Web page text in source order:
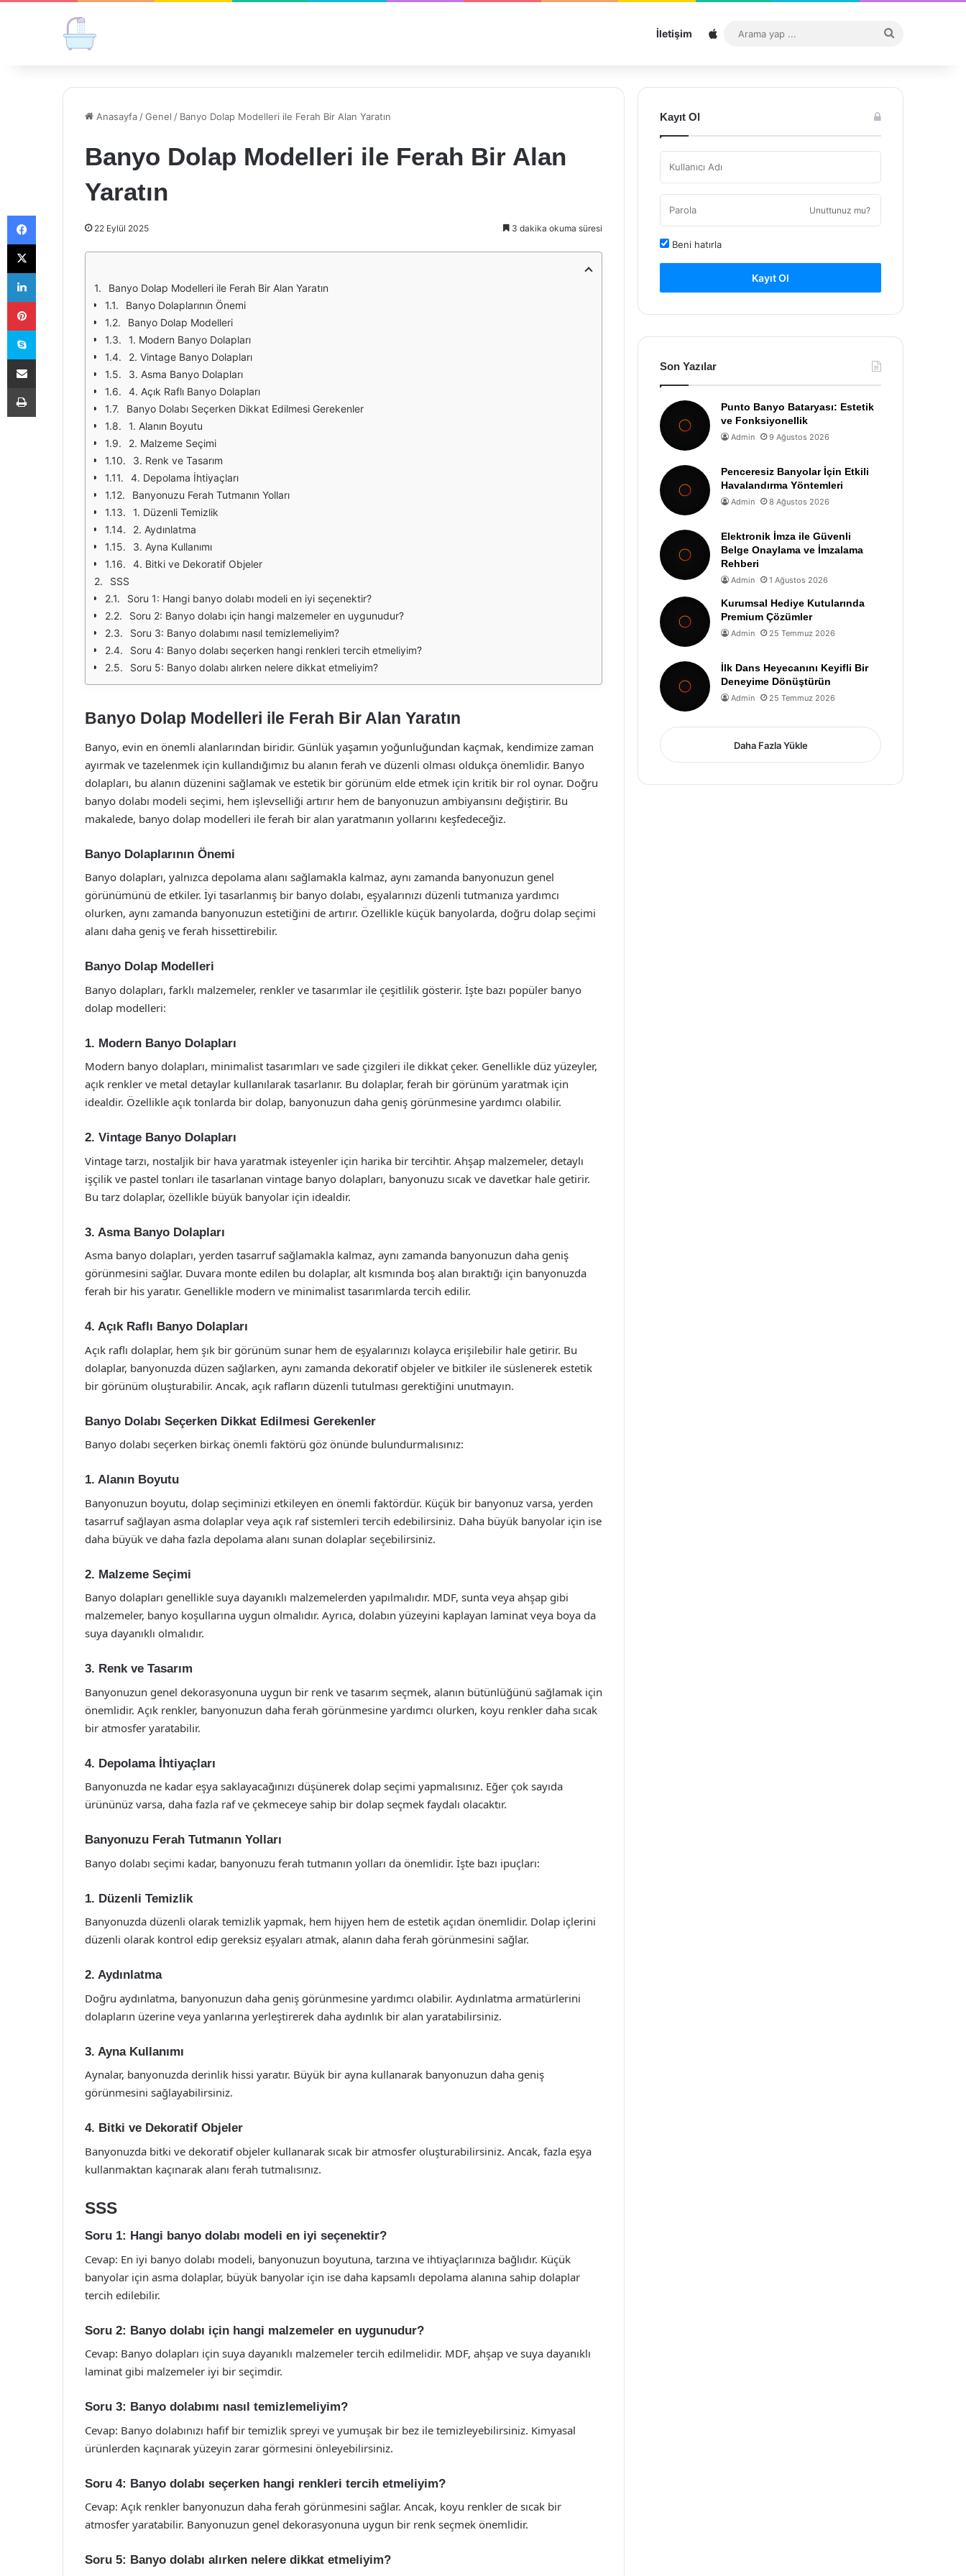
İletişim Sitemap
...
Anasayfa /Genel / Banyo Dolap Modelleri ile Ferah Bir Alan Yaratın
Banyo Dolap Modelleri ile Ferah Bir Alan
Yaratın
22 Eylül 2025 3 dakika okuma süresi
Banyo Dolap Modelleri ile Ferah Bir Alan Yaratın
Banyo Dolaplarının Önemi
Banyo Dolap Modelleri
1. Modern Banyo Dolapları
2. Vintage Banyo Dolapları
3. Asma Banyo Dolapları
4. Açık Raflı Banyo Dolapları
Banyo Dolabı Seçerken Dikkat Edilmesi Gerekenler
1. Alanın Boyutu
2. Malzeme Seçimi
3. Renk ve Tasarım
4. Depolama İhtiyaçları
Banyonuzu Ferah Tutmanın Yolları
1. Düzenli Temizlik
2. Aydınlatma
3. Ayna Kullanımı
4. Bitki ve Dekoratif Objeler
SSS
Soru 1: Hangi banyo dolabı modeli en iyi seçenektir?
Soru 2: Banyo dolabı için hangi malzemeler en uygunudur?
Soru 3: Banyo dolabımı nasıl temizlemeliyim?
Soru 4: Banyo dolabı seçerken hangi renkleri tercih etmeliyim?
Soru 5: Banyo dolabı alırken nelere dikkat etmeliyim?
Banyo Dolap Modelleri ile Ferah Bir Alan Yaratın
Banyo, evin en önemli alanlarından biridir. Günlük yaşamın yoğunluğundan kaçmak, kendimize zaman
ayırmak ve tazelenmek için kullandığımız bu alanın ferah ve düzenli olması oldukça önemlidir. Banyo
dolapları, bu alanın düzenini sağlamak ve estetik bir görünüm elde etmek için kritik bir rol oynar. Doğru
banyo dolabı modeli seçimi, hem işlevselliği artırır hem de banyonuzun ambiyansını değiştirir. Bu
makalede, banyo dolap modelleri ile ferah bir alan yaratmanın yollarını keşfedeceğiz.
Banyo Dolaplarının Önemi
Banyo dolapları, yalnızca depolama alanı sağlamakla kalmaz, aynı zamanda banyonuzun genel
görünümünü de etkiler. İyi tasarlanmış bir banyo dolabı, eşyalarınızı düzenli tutmanıza yardımcı
olurken, aynı zamanda banyonuzun estetiğini de artırır. Özellikle küçük banyolarda, doğru dolap seçimi
alanı daha geniş ve ferah hissettirebilir.
Banyo Dolap Modelleri
Banyo dolapları, farklı malzemeler, renkler ve tasarımlar ile çeşitlilik gösterir. İşte bazı popüler banyo
dolap modelleri:
1. Modern Banyo Dolapları
Modern banyo dolapları, minimalist tasarımları ve sade çizgileri ile dikkat çeker. Genellikle düz yüzeyler,
açık renkler ve metal detaylar kullanılarak tasarlanır. Bu dolaplar, ferah bir görünüm yaratmak için
idealdir. Özellikle açık tonlarda bir dolap, banyonuzun daha geniş görünmesine yardımcı olabilir.
2. Vintage Banyo Dolapları
Vintage tarzı, nostaljik bir hava yaratmak isteyenler için harika bir tercihtir. Ahşap malzemeler, detaylı
işçilik ve pastel tonları ile tasarlanan vintage banyo dolapları, banyonuzu sıcak ve davetkar hale getirir.
Bu tarz dolaplar, özellikle büyük banyolar için idealdir.
3. Asma Banyo Dolapları
Asma banyo dolapları, yerden tasarruf sağlamakla kalmaz, aynı zamanda banyonuzun daha geniş
görünmesini sağlar. Duvara monte edilen bu dolaplar, alt kısmında boş alan bıraktığı için banyonuzda
ferah bir his yaratır. Genellikle modern ve minimalist tasarımlarda tercih edilir.
4. Açık Raflı Banyo Dolapları
Açık raflı dolaplar, hem şık bir görünüm sunar hem de eşyalarınızı kolayca erişilebilir hale getirir. Bu
dolaplar, banyonuzda düzen sağlarken, aynı zamanda dekoratif objeler ve bitkiler ile süslenerek estetik
bir görünüm oluşturabilir. Ancak, açık rafların düzenli tutulması gerektiğini unutmayın.
Banyo Dolabı Seçerken Dikkat Edilmesi Gerekenler
Banyo dolabı seçerken birkaç önemli faktörü göz önünde bulundurmalısınız:
1. Alanın Boyutu
Banyonuzun boyutu, dolap seçiminizi etkileyen en önemli faktördür. Küçük bir banyonuz varsa, yerden
tasarruf sağlayan asma dolaplar veya açık raf sistemleri tercih edebilirsiniz. Daha büyük banyolar için ise
daha büyük ve daha fazla depolama alanı sunan dolaplar seçebilirsiniz.
2. Malzeme Seçimi
Banyo dolapları genellikle suya dayanıklı malzemelerden yapılmalıdır. MDF, sunta veya ahşap gibi
malzemeler, banyo koşullarına uygun olmalıdır. Ayrıca, dolabın yüzeyini kaplayan laminat veya boya da
suya dayanıklı olmalıdır.
3. Renk ve Tasarım
Banyonuzun genel dekorasyonuna uygun bir renk ve tasarım seçmek, alanın bütünlüğünü sağlamak için
önemlidir. Açık renkler, banyonuzun daha ferah görünmesine yardımcı olurken, koyu renkler daha sıcak
bir atmosfer yaratabilir.
4. Depolama İhtiyaçları
Banyonuzda ne kadar eşya saklayacağınızı düşünerek dolap seçimi yapmalısınız. Eğer çok sayıda
ürününüz varsa, daha fazla raf ve çekmeceye sahip bir dolap seçmek faydalı olacaktır.
Banyonuzu Ferah Tutmanın Yolları
Banyo dolabı seçimi kadar, banyonuzu ferah tutmanın yolları da önemlidir. İşte bazı ipuçları:
1. Düzenli Temizlik
Banyonuzda düzenli olarak temizlik yapmak, hem hijyen hem de estetik açıdan önemlidir. Dolap içlerini
düzenli olarak kontrol edip gereksiz eşyaları atmak, alanın daha ferah görünmesini sağlar.
2. Aydınlatma
Doğru aydınlatma, banyonuzun daha geniş görünmesine yardımcı olabilir. Aydınlatma armatürlerini
dolapların üzerine veya yanlarına yerleştirerek daha aydınlık bir alan yaratabilirsiniz.
3. Ayna Kullanımı
Aynalar, banyonuzda derinlik hissi yaratır. Büyük bir ayna kullanarak banyonuzun daha geniş
görünmesini sağlayabilirsiniz.
4. Bitki ve Dekoratif Objeler
Banyonuzda bitki ve dekoratif objeler kullanarak sıcak bir atmosfer oluşturabilirsiniz. Ancak, fazla eşya
kullanmaktan kaçınarak alanı ferah tutmalısınız.
SSS
Soru 1: Hangi banyo dolabı modeli en iyi seçenektir?
Cevap: En iyi banyo dolabı modeli, banyonuzun boyutuna, tarzına ve ihtiyaçlarınıza bağlıdır. Küçük
banyolar için asma dolaplar, büyük banyolar için ise daha kapsamlı depolama alanına sahip dolaplar
tercih edilebilir.
Soru 2: Banyo dolabı için hangi malzemeler en uygunudur?
Cevap: Banyo dolapları için suya dayanıklı malzemeler tercih edilmelidir. MDF, ahşap ve suya dayanıklı
laminat gibi malzemeler iyi bir seçimdir.
Soru 3: Banyo dolabımı nasıl temizlemeliyim?
Cevap: Banyo dolabınızı hafif bir temizlik spreyi ve yumuşak bir bez ile temizleyebilirsiniz. Kimyasal
ürünlerden kaçınarak yüzeyin zarar görmesini önleyebilirsiniz.
Soru 4: Banyo dolabı seçerken hangi renkleri tercih etmeliyim?
Cevap: Açık renkler banyonuzun daha ferah görünmesini sağlar. Ancak, koyu renkler de sıcak bir
atmosfer yaratabilir. Banyonuzun genel dekorasyonuna uygun bir renk seçmek önemlidir.
Soru 5: Banyo dolabı alırken nelere dikkat etmeliyim?
Kayıt Ol
Unuttunuz mu?
Beni hatırla
Kayıt Ol
Son Yazılar
Punto Banyo Bataryası: Estetik
ve Fonksiyonellik
Admin 9 Ağustos 2026
Penceresiz Banyolar İçin Etkili
Havalandırma Yöntemleri
Admin 8 Ağustos 2026
Elektronik İmza ile Güvenli
Belge Onaylama ve İmzalama
Rehberi
Admin 1 Ağustos 2026
Kurumsal Hediye Kutularında
Premium Çözümler
Admin 25 Temmuz 2026
İlk Dans Heyecanını Keyifli Bir
Deneyime Dönüştürün
Admin 25 Temmuz 2026
Daha Fazla Yükle
Facebook
X
LinkedIn
Pinterest
Skype
E-Posta ile paylaş